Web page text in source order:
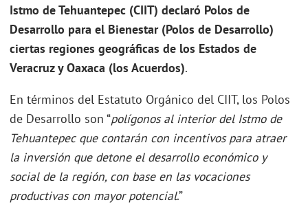
Istmo de Tehuantepec (CIIT) declaró Polos de
Desarrollo para el Bienestar (Polos de Desarrollo)
ciertas regiones geográficas de los Estados de
Veracruz y Oaxaca (los Acuerdos).
En términos del Estatuto Orgánico del CIIT, los Polos
de Desarrollo son “polígonos al interior del Istmo de
Tehuantepec que contarán con incentivos para atraer
la inversión que detone el desarrollo económico y
social de la región, con base en las vocaciones
productivas con mayor potencial.”